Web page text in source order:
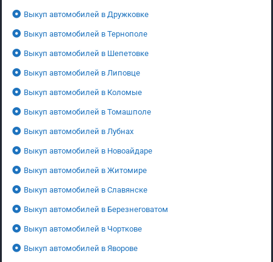
Выкуп автомобилей в Дружковке
Выкуп автомобилей в Тернополе
Выкуп автомобилей в Шепетовке
Выкуп автомобилей в Липовце
Выкуп автомобилей в Коломые
Выкуп автомобилей в Томашполе
Выкуп автомобилей в Лубнах
Выкуп автомобилей в Новоайдаре
Выкуп автомобилей в Житомире
Выкуп автомобилей в Славянске
Выкуп автомобилей в Березнеговатом
Выкуп автомобилей в Чорткове
Выкуп автомобилей в Яворове